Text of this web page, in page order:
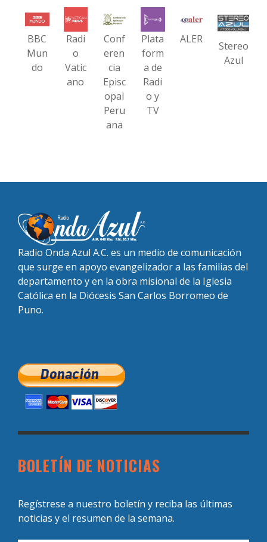
BBC
Mun
do
Radi
o
Vatic
ano
Conf
eren
cia
Episc
opal
Peru
ana
Plata
form
a de
Radi
o y
TV
ALER
Stereo
Azul
Radio Onda Azul A.C. es un medio de comunicación
que surge en apoyo evangelizador a las familias del
departamento y en la obra misional de la Iglesia
Católica en la Diócesis San Carlos Borromeo de
Puno.
BOLETÍN DE NOTICIAS
Regístrese a nuestro boletín y reciba las últimas
noticias y el resumen de la semana.